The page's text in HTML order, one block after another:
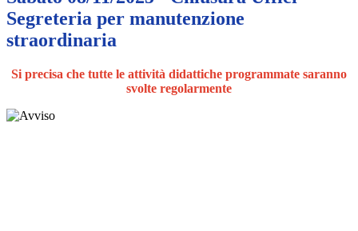
Segreteria per manutenzione
straordinaria
Si precisa che tutte le attività didattiche programmate saranno
svolte regolarmente